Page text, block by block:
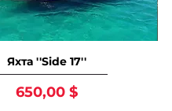
Яхта ''Side 17''
Цена
650,00 $